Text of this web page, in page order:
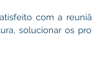
com a
solucionar os